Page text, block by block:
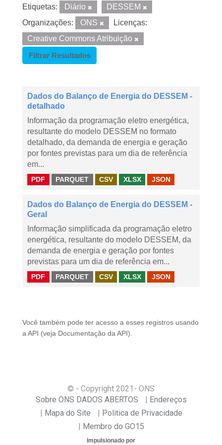
Etiquetas: Diário
DESSEM
Organizações:
ONS
Licenças:
Creative Commons Atribuição
Filtrar Resultados
Dados do Balanço de Energia do DESSEM -
detalhado
Informação da programação eletro energética,
resultante do modelo DESSEM no formato
detalhado, da demanda de energia e geração
por fontes previstas para um dia de referência
em...
PDF PARQUET CSV XLSX JSON
Dados do Balanço de Energia do DESSEM -
Geral
Informação simplificada da programação eletro
energética, resultante do modelo DESSEM, da
demanda de energia e geração por fontes
previstas para um dia de referência em...
PDF PARQUET CSV XLSX JSON
Você também pode ter acesso a esses registros usando
a API (veja Documentação da API ).
© - Copyright 2021 - ONS
Sobre ONS DADOS ABERTOS
Endereços
Mapa do Site
Politica de Privacidade
Membro do GO15
Impulsionado por